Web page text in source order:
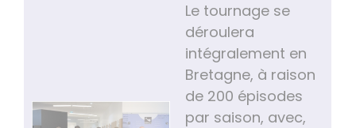
Le tournage se
déroulera
intégralement en
Bretagne, à raison
de 200 épisodes
par saison, avec,